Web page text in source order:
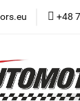
+48
Car